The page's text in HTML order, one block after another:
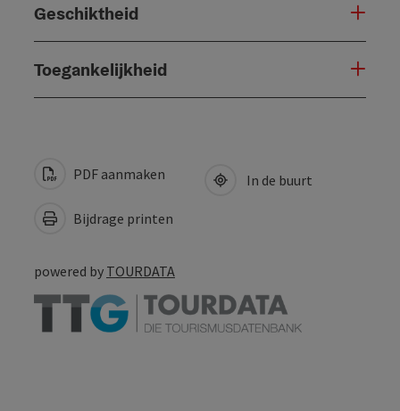
Geschiktheid
Toegankelijkheid
PDF aanmaken
Bijdrage printen
In de buurt
powered by TOURDATA